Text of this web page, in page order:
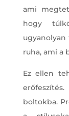
ami
hogy
ugyanolyan
ruha, ami a
Ez ellen
boltokba.